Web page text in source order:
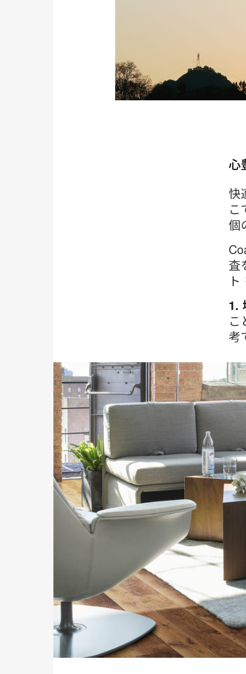
心
快
こ
個
査
1.
こ
考